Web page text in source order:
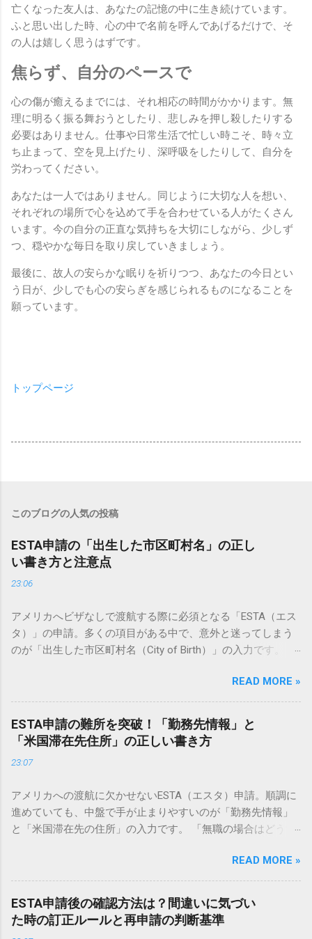
亡くなった友人は、あなたの記憶の中に生き続けています。
ふと思い出した時、心の中で名前を呼んであげるだけで、そ
の人は嬉しく思うはずです。
焦らず、自分のペースで
心の傷が癒えるまでには、それ相応の時間がかかります。無
理に明るく振る舞おうとしたり、悲しみを押し殺したりする
必要はありません。仕事や日常生活で忙しい時こそ、時々立
ち止まって、空を見上げたり、深呼吸をしたりして、自分を
労わってください。
あなたは一人ではありません。同じように大切な人を想い、
それぞれの場所で心を込めて手を合わせている人がたくさん
います。今の自分の正直な気持ちを大切にしながら、少しず
つ、穏やかな毎日を取り戻していきましょう。
最後に、故人の安らかな眠りを祈りつつ、あなたの今日とい
う日が、少しでも心の安らぎを感じられるものになることを
願っています。
トップページ
このブログの人気の投稿
ESTA申請の「出生した市区町村名」の正し
い書き方と注意点
23:06
アメリカへビザなしで渡航する際に必須となる「ESTA（エス
タ）」の申請。多くの項目がある中で、意外と迷ってしまう
のが「出生した市区町村名（City of Birth）」の入力です。
わっている場合は？」「英語でどう表記すべき？」など、一
見シンプルに見えて、実は正確なルールを知らないと申請ミ
スにつながる可能性もあります。 この記事では、ESTA申請に
おける「出生した市区町村名」の正しい書き方から、よくあ
る疑問、エラーを防ぐための具体的な対策まで、基本ルール
を詳しく解説します。 ESTA申請「出生した市区町村名」の基
す。入力はすべて「英字（ローマ字）」で行うのが鉄則で
す。 パスポートの記載と合わせるのが大原則 ESTA申請の最
も重要なポイントは、**「手元のパスポートに記載されてい
トの「本籍地」や「出生地」欄には、都道府県名までしか記
載されていないことが一般的です。一方、ESTAの項目には
「出生した市区町村名（City of Birth）」と「出生した国
（Country of Birth）」があるため、市区町村名は自分で確認
READ MORE »
ESTA申請の難所を突破！「勤務先情報」と
「米国滞在先住所」の正しい書き方
23:07
アメリカへの渡航に欠かせないESTA（エスタ）申請。順調に
進めていても、中盤で手が止まりやすいのが「勤務先情報」
と「米国滞在先の住所」の入力です。 「無職の場合はどうす
住所の書き順がわからない」など、慣れない英語表記と項目
に不安を感じる方は少なくありません。 この記事では、ESTA
申請で特に間違いやすいこれら2つの項目について、具体的な
記入例を交えて詳しく解説します。審査をスムーズに通過さ
せ、安心して出発の日を迎えるための準備を整えましょう。
READ MORE »
ESTA申請後の確認方法は？間違いに気づい
た時の訂正ルールと再申請の判断基準